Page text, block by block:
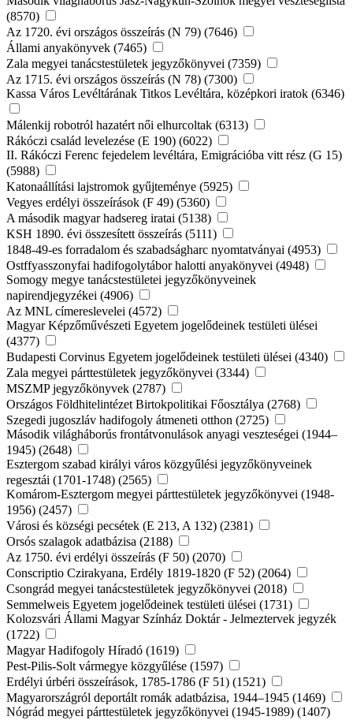
(8570)
Az 1720. évi országos összeírás (N 79) (7646)
Állami anyakönyvek (7465)
Zala megyei tanácstestületek jegyzőkönyvei (7359)
Az 1715. évi országos összeírás (N 78) (7300)
Kassa Város Levéltárának Titkos Levéltára, középkori iratok (6346)
Málenkij robotról hazatért női elhurcoltak (6313)
Rákóczi család levelezése (E 190) (6022)
II. Rákóczi Ferenc fejedelem levéltára, Emigrációba vitt rész (G 15)
(5988)
Katonaállítási lajstromok gyűjteménye (5925)
Vegyes erdélyi összeírások (F 49) (5360)
A második magyar hadsereg iratai (5138)
KSH 1890. évi összesített összeírás (5111)
1848-49-es forradalom és szabadságharc nyomtatványai (4953)
Ostffyasszonyfai hadifogolytábor halotti anyakönyvei (4948)
Somogy megye tanácstestületei jegyzőkönyveinek
napirendjegyzékei (4906)
Az MNL címereslevelei (4572)
Magyar Képzőművészeti Egyetem jogelődeinek testületi ülései
(4377)
Budapesti Corvinus Egyetem jogelődeinek testületi ülései (4340)
Zala megyei párttestületek jegyzőkönyvei (3344)
MSZMP jegyzőkönyvek (2787)
Országos Földhitelintézet Birtokpolitikai Főosztálya (2768)
Szegedi jugoszláv hadifogoly átmeneti otthon (2725)
Második világháborús frontátvonulások anyagi veszteségei (1944–
1945) (2648)
Esztergom szabad királyi város közgyűlési jegyzőkönyveinek
regesztái (1701-1748) (2565)
Komárom-Esztergom megyei párttestületek jegyzőkönyvei (1948-
1956) (2457)
Városi és községi pecsétek (E 213, A 132) (2381)
Orsós szalagok adatbázisa (2188)
Az 1750. évi erdélyi összeírás (F 50) (2070)
Conscriptio Czirakyana, Erdély 1819-1820 (F 52) (2064)
Csongrád megyei tanácstestületek jegyzőkönyvei (2018)
Semmelweis Egyetem jogelődeinek testületi ülései (1731)
Kolozsvári Állami Magyar Színház Doktár - Jelmeztervek jegyzék
(1722)
Magyar Hadifogoly Híradó (1619)
Pest-Pilis-Solt vármegye közgyűlése (1597)
Erdélyi úrbéri összeírások, 1785-1786 (F 51) (1521)
Magyarországról deportált romák adatbázisa, 1944–1945 (1469)
Nógrád megyei párttestületek jegyzőkönyvei (1945-1989) (1407)